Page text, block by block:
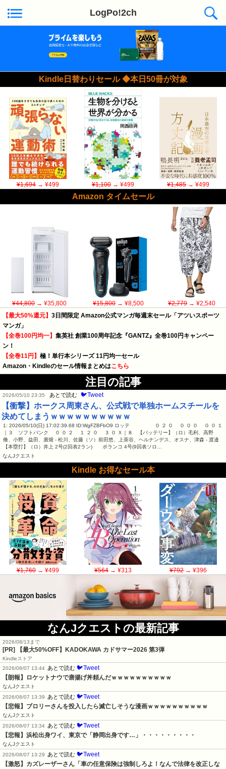
LogPo!2ch
Kindle日替わりセール ◆本日50冊が対象
¥1,694→ ¥499 ¥1,100→ ¥499 ¥1,485→ ¥499
Amazon タイムセール
¥44,800→ ¥35,800 ¥15,800→ ¥8,500 ¥2,779→ ¥2,540
【最大50%還元】 3日間限定 Amazon公式マンガ毎週末セール「アツいスポーツ
マンガ」
【全巻100円均一】 集英社 創業100周年記念『GANTZ』全巻100円キャンペー
ン！
【全巻11円】 極！単行本シリーズ 11円均一セール
Amazon・Kindleのセール情報まとめはこちら
注目の記事
2026/05/10 23:35 あとで読む 🐦Tweet
【衝撃】ホークス周東さん、公式戦で単独ホームスチールを
決めてしまうｗｗｗｗｗｗｗｗｗｗ
1: 2026/05/10(日) 17:02:39.68 ID:WgFZBFbO9 ロッテ ０ ２ ０ ０ ０ ０ ０ ０ １
｜３ ソフトバンク ０ ０ ２ １ ２ ０ ３ ０ Ｘ｜８ 【バッテリー】（ロ）毛利、高野
脩、小野、益田、廣畑 - 松川、佐藤（ソ）前田悠、上茶谷、ヘルナンデス、オスナ、津森 - 渡邉
【本塁打】（ロ）井上 2号(2回表2ラン) ポランコ 4号(9回表ソロ…
なんJクエスト
Kindle お得なセール本
¥1,760→ ¥499 ¥564→ ¥313 ¥792→ ¥396
なんJクエストの最新記事
2026/08/13まで
[PR] 【最大50%OFF】KADOKAWA カドサマー2026 第3弾
Kindleストア
2026/08/07 13:44 あとで読む 🐦Tweet
【朗報】ロケットナウで唐揚げ丼頼んだｗｗｗｗｗｗｗｗｗｗ
なんJクエスト
2026/08/07 13:39
あとで読む 🐦Tweet
【悲報】ブロリーさんを投入したら滅亡しそうな漫画ｗｗｗｗｗｗｗｗｗｗ
なんJクエスト
2026/08/07 13:34 あとで読む 🐦Tweet
【悲報】浜松出身ワイ、東京で「静岡出身です…」・・・・・・・・・
なんJクエスト
2026/08/07 13:29
あとで読む 🐦Tweet
【激怒】カズレーザーさん「車の任意保険は強制しろよ！なんで法律を改正しな